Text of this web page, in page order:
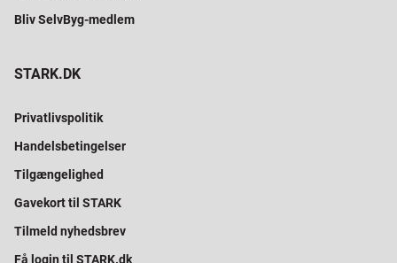
Bliv SelvByg-medlem
STARK.DK
Privatlivspolitik
Handelsbetingelser
Tilgængelighed
Gavekort til STARK
Tilmeld nyhedsbrev
Få login til STARK.dk